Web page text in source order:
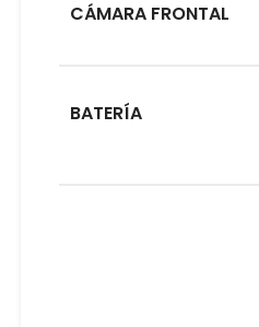
CÁMARA FRONTAL
BATERÍA